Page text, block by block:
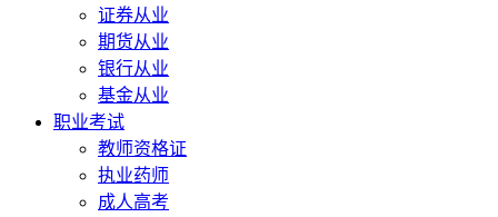
证券从业
期货从业
银行从业
基金从业
职业考试
教师资格证
执业药师
成人高考